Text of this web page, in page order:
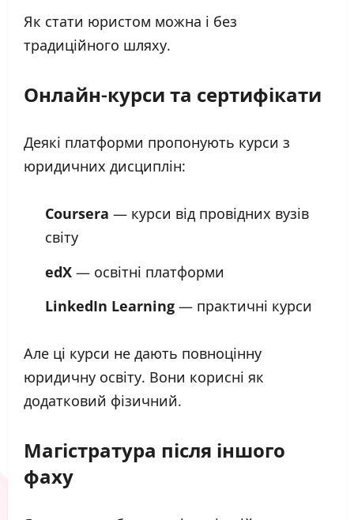
Як стати юристом можна і без
традиційного шляху.
Онлайн-курси та сертифікати
Деякі платформи пропонують курси з
юридичних дисциплін:
Coursera — курси від провідних вузів
світу
edX — освітні платформи
LinkedIn Learning — практичні курси
Але ці курси не дають повноцінну
юридичну освіту. Вони корисні як
додатковий фізичний.
Магістратура після іншого
фаху